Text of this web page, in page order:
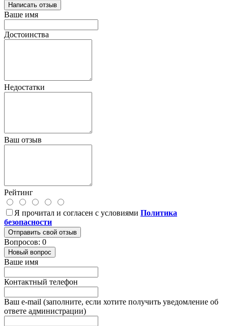
Написать отзыв
Ваше имя
Достоинства
Недостатки
Ваш отзыв
Рейтинг
Я прочитал и согласен с условиями Политика
безопасности
Отправить свой отзыв
Вопросов: 0
Новый вопрос
Ваше имя
Контактный телефон
Ваш e-mail (заполните, если хотите получить уведомление об
ответе администрации)